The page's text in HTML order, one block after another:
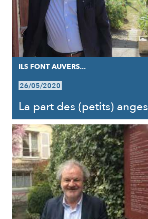
ILS FONT AUVERS...
26/05/2020
La part des (petits) anges